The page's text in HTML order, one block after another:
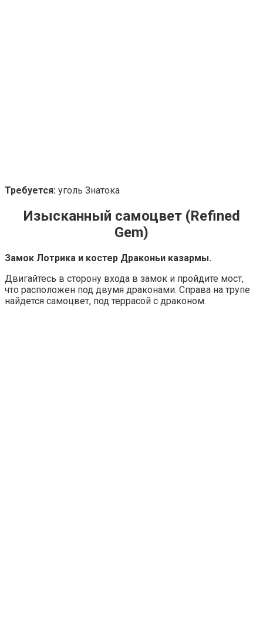
Требуется: уголь Знатока
Изысканный самоцвет (Refined
Gem)
Замок Лотрика и костер Драконьи казармы.
Двигайтесь в сторону входа в замок и пройдите мост,
что расположен под двумя драконами. Справа на трупе
найдется самоцвет, под террасой с драконом.